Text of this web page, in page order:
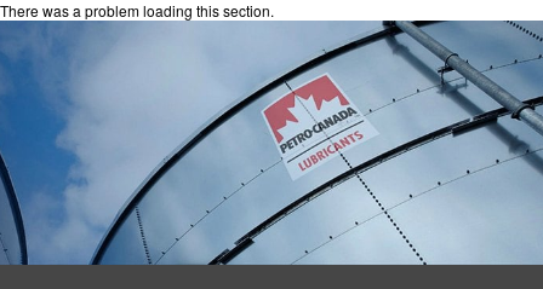
There was a problem loading this section.